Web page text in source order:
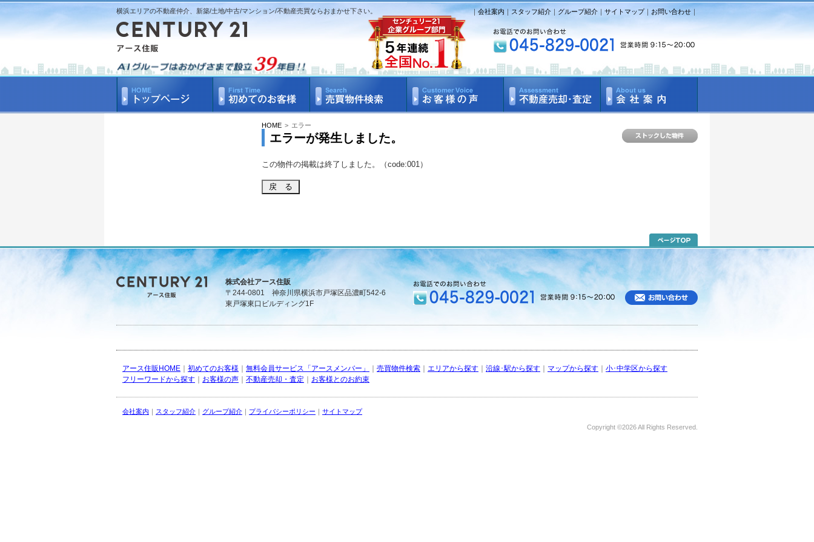
横浜エリアの不動産仲介、新築/土地/中古/マンション/不動産売買ならおまかせ下さい。 ｜会社案内 ｜スタッフ紹介 ｜ グループ紹介 ｜ サイトマップ｜ お問い合わせ ｜
HOME > エラー
エラーが発生しました。
この物件の掲載は終了しました。（code:001）
株式会社アース住販
〒244-0801 神奈川県横浜市戸塚区品濃町542-6
東戸塚東口ビルディング1F
アース住販HOME 初めてのお客様 無料会員サービス「アースメンバー」 売買物件検索 エリアから探す 沿線･駅から探す マップから探す
小･中学区から探す
フリーワードから探す
お客様の声 不動産売却・査定 お客様とのお約束
会社案内 ｜ スタッフ紹介 ｜ グループ紹介 ｜ プライバシーポリシー ｜ サイトマップ
Copyright ©2026 All Rights Reserved.